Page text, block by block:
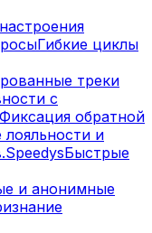
Гибкие циклы
треки
с
Фиксация обратной
и
SpeedysБыстрые
и анонимные